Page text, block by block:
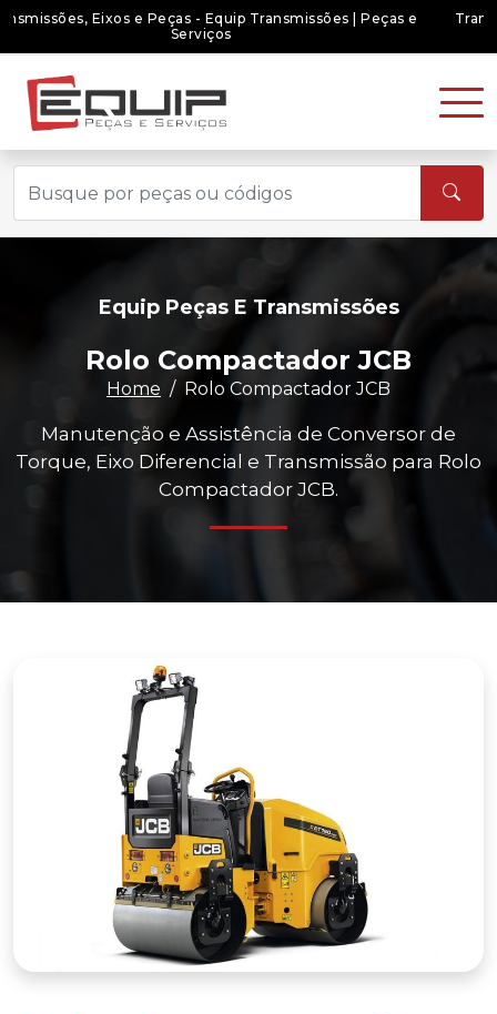
Transmissões, Eixos e Peças - Equip Transmissões | Peças e
Serviços
Equip Peças E Transmissões
Rolo Compactador JCB
Home Rolo Compactador JCB
Manutenção e Assistência de Conversor de
Torque, Eixo Diferencial e Transmissão para Rolo
Compactador JCB.